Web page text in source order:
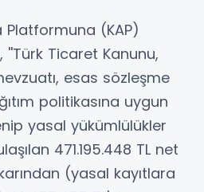
Platformuna (KAP)
''Türk Ticaret Kanunu,
esas sözleşme
politikasına uygun
yasal yükümlülükler
471.195.448 TL net
(yasal kayıtlara